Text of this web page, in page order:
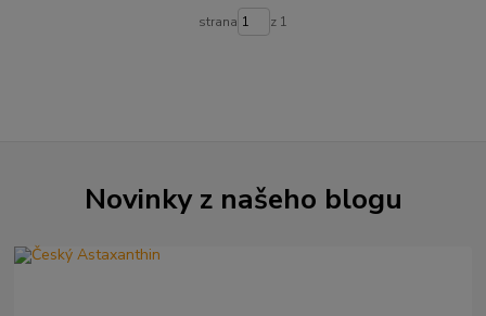
strana z 1
Novinky z našeho blogu